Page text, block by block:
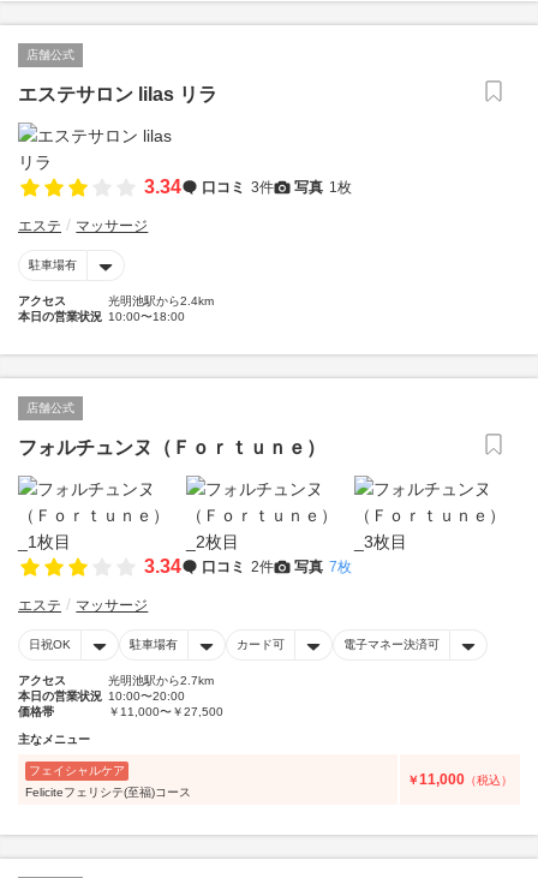
店舗公式
エステサロン lilas リラ
3.34 口コミ 3件 写真 1枚
エステ マッサージ
駐車場有
アクセス
光明池駅から2.4km
本日の営業状況 10:00〜18:00
店舗公式
フォルチュンヌ（Ｆｏｒｔｕｎｅ）
3.34 口コミ 2件 写真 7枚
エステ マッサージ
日祝OK 駐車場有 カード可 電子マネー決済可
アクセス
光明池駅から2.7km
本日の営業状況 10:00〜20:00
価格帯
￥11,000〜￥27,500
主なメニュー
フェイシャルケア
Feliciteフェリシテ(至福)コース
￥11,000 （税込）